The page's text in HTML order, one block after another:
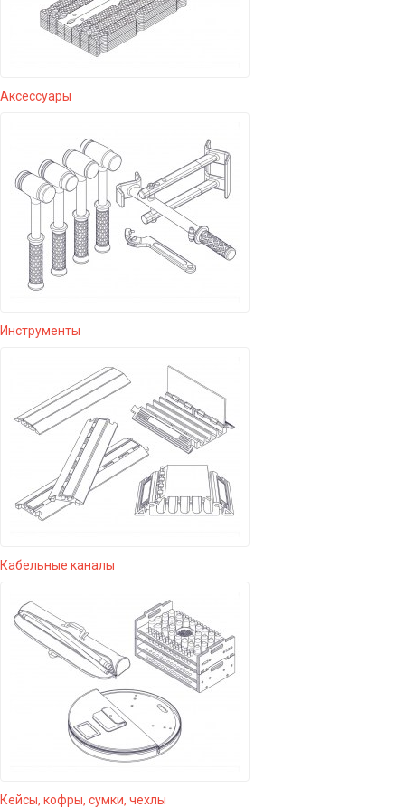
Аксессуары
Инструменты
Кабельные каналы
Кейсы, кофры, сумки, чехлы